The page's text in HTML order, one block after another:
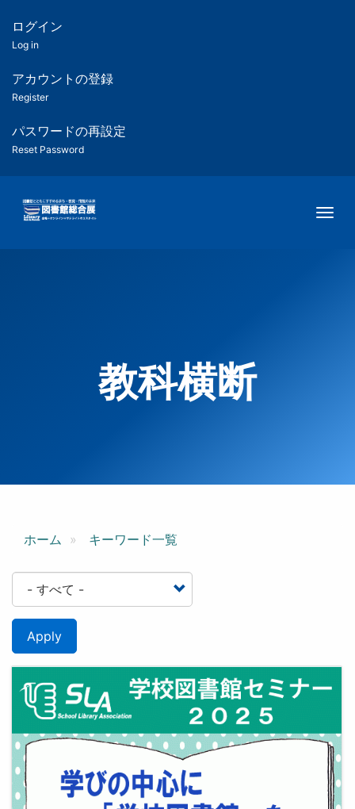
ツ
匿
名
ユ
ー
ー
用
メ
ログイン
Log in
アカウントの登録
Register
パスワードの再設定
Reset Password
教科横断
ホーム キーワード一覧
Apply